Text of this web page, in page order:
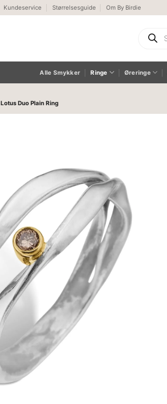
Kundeservice Størrelsesguide Om By Birdie
search
Alle Smykker Ringe Øreringe
Lotus Duo Plain Ring